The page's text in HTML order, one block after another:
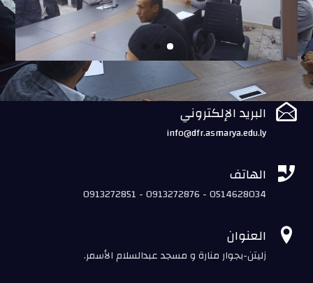
 البريد الإلكتروني
info@dfr.asmarya.edu.ly
 الهاتف
0913272851 - 0913272876 - 0514628034
 العنوان
زليتن-بجوار منارة و مسجد عبدالسلام الأسمر.